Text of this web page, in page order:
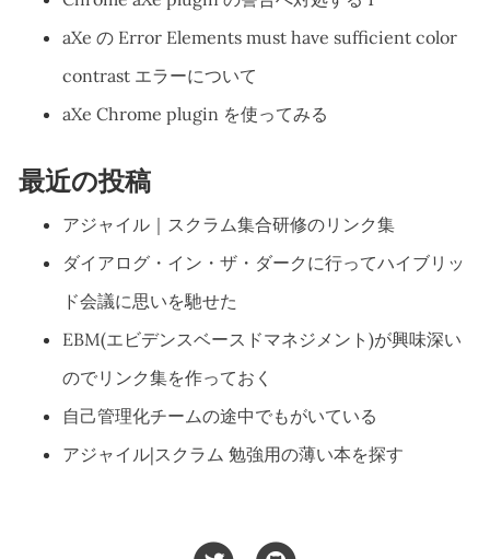
aXe の Error Elements must have sufficient color
contrast エラーについて
aXe Chrome plugin を使ってみる
最近の投稿
アジャイル｜スクラム集合研修のリンク集
ダイアログ・イン・ザ・ダークに行ってハイブリッ
ド会議に思いを馳せた
EBM(エビデンスベースドマネジメント)が興味深い
のでリンク集を作っておく
自己管理化チームの途中でもがいている
アジャイル|スクラム 勉強用の薄い本を探す